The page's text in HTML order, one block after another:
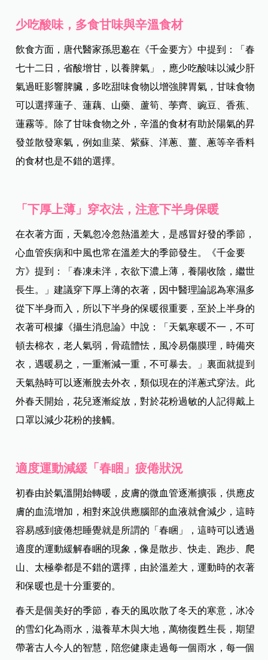
少吃酸味，多食甘味與辛溫食材
飲食方面，唐代醫家孫思邈在《千金要方》中提到：「春
七十二日，省酸增甘，以養脾氣」，應少吃酸味以減少肝
氣過旺影響脾臟，多吃甜味食物以增強脾胃氣，甘味食物
可以選擇蓮子、蓮藕、山藥、蘆筍、荸齊、豌豆、香蕉、
蓮霧等。除了甘味食物之外，辛溫的食材有助於陽氣的昇
發並散發寒氣，例如韭菜、紫蘇、洋蔥、薑、蔥等辛香料
的食材也是不錯的選擇。
「下厚上薄」穿衣法，注意下半身保暖
在衣著方面，天氣忽冷忽熱溫差大，是感冒好發的季節，
心血管疾病和中風也常在溫差大的季節發生。《千金要
方》提到：「春凍未泮，衣欲下濃上薄，養陽收陰，繼世
長生。」建議穿下厚上薄的衣著，因中醫理論認為寒濕多
從下半身而入，所以下半身的保暖很重要，至於上半身的
衣著可根據《攝生消息論》中說：「天氣寒暖不一，不可
頓去棉衣，老人氣弱，骨疏體怯，風冷易傷膜理，時備夾
衣，遇暖易之，一重漸減一重，不可暴去。」裏面就提到
天氣熱時可以逐漸脫去外衣，類似現在的洋蔥式穿法。此
外春天開始，花兒逐漸綻放，對於花粉過敏的人記得戴上
口罩以減少花粉的接觸。
適度運動減緩「春睏」疲倦狀況
初春由於氣溫開始轉暖，皮膚的微血管逐漸擴張，供應皮
膚的血流增加，相對來說供應腦部的血液就會減少，這時
容易感到疲倦想睡覺就是所謂的「春睏」，這時可以透過
適度的運動緩解春睏的現象，像是散步、快走、跑步、爬
山、太極拳都是不錯的選擇，由於溫差大，運動時的衣著
和保暖也是十分重要的。
春天是個美好的季節，春天的風吹散了冬天的寒意，冰冷
的雪幻化為雨水，滋養草木與大地，萬物復甦生長，期望
帶著古人今人的智慧，陪您健康走過每一個雨水，每一個